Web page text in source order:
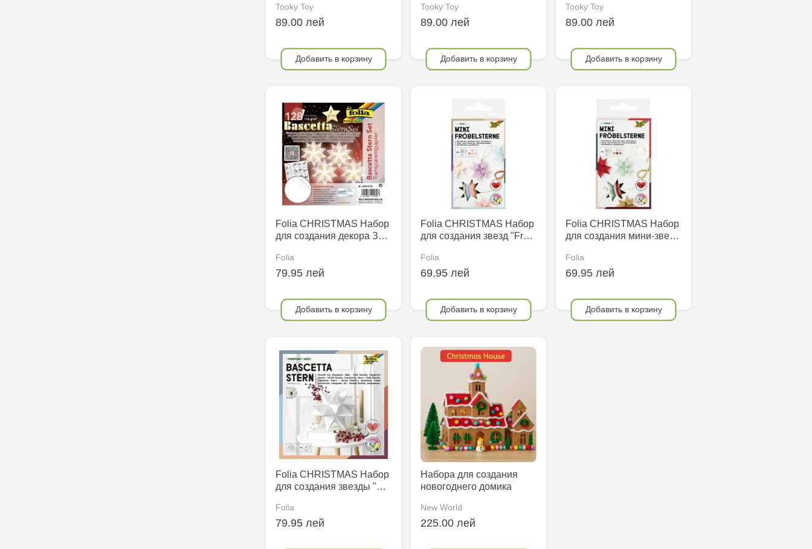
Tooky Toy
89.00 лей
Добавить в корзину
Tooky Toy
89.00 лей
Добавить в корзину
Tooky Toy
89.00 лей
Добавить в корзину
Folia CHRISTMAS Набор
для создания декора З…
Folia
79.95 лей
Добавить в корзину
Folia CHRISTMAS Набор
для создания звезд "Fr…
Folia
69.95 лей
Добавить в корзину
Folia CHRISTMAS Набор
для создания мини-зве…
Folia
69.95 лей
Добавить в корзину
Folia CHRISTMAS Набор
для создания звезды "…
Folia
79.95 лей
Набора для создания
новогоднего домика
New World
225.00 лей